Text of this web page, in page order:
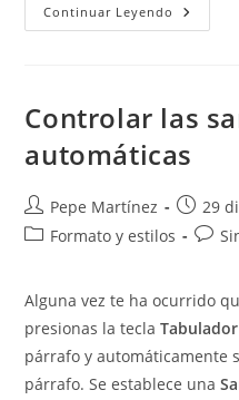
Continuar Leyendo
Todos
Controlar las
automáticas
Autor
de
Pepe Martínez
de
29
Categoría
entrada:
Formato y estilos
Alguna vez te ha ocurrido
presionas la tecla
párrafo y automáticamente
párrafo. Se establece una